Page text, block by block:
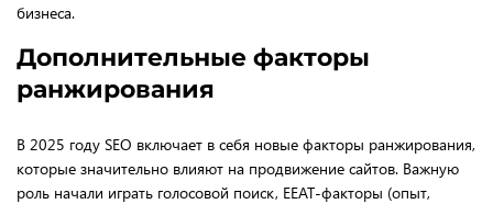
бизнеса.
Дополнительные факторы
ранжирования
В 2025 году SEO включает в себя новые факторы ранжирования,
которые значительно влияют на продвижение сайтов. Важную
роль начали играть голосовой поиск, EEAT-факторы (опыт,